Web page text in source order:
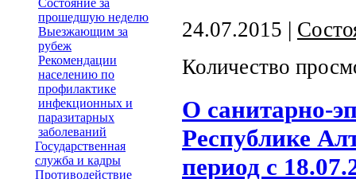
Состояние за
прошедшую неделю
Выезжающим за
рубеж
Рекомендации
населению по
профилактике
инфекционных и
паразитарных
заболеваний
Государственная
служба и кадры
Противодействие
24.07.2015 |
Количество
О санитарно-
Республике
период с